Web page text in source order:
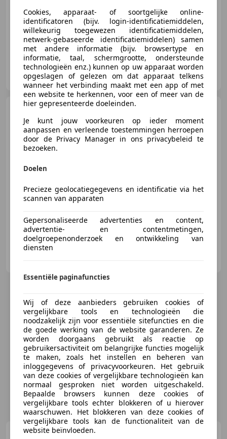
05/2017 53.652 km Benzine 67 kW (91 PK)
Auto van der Woude
NL-8401 DT GORREDIJK
Harley-Davidson
06/2022 5.840 km
Autobedrijf H. Dunnewind B.V.
Cookies, apparaat- of soortgelijke online-
identificatoren (bijv. login-identificatiemiddelen,
willekeurig toegewezen identificatiemiddelen,
netwerk-gebaseerde identificatiemiddelen) samen
met andere informatie (bijv. browsertype en
informatie, taal, schermgrootte, ondersteunde
technologieën enz.) kunnen op uw apparaat worden
opgeslagen of gelezen om dat apparaat telkens
wanneer het verbinding maakt met een app of met
een website te herkennen, voor een of meer van de
hier gepresenteerde doeleinden.
Je kunt jouw voorkeuren op ieder moment
aanpassen en verleende toestemmingen herroepen
door de Privacy Manager in ons privacybeleid te
bezoeken.
Doelen
Precieze geolocatiegegevens en identificatie via het
scannen van apparaten
Gepersonaliseerde advertenties en content,
advertentie- en contentmetingen,
doelgroepenonderzoek en ontwikkeling van
diensten
Essentiële paginafuncties
Wij of deze aanbieders gebruiken cookies of
vergelijkbare tools en technologieën die
noodzakelijk zijn voor essentiële sitefuncties en die
de goede werking van de website garanderen. Ze
worden doorgaans gebruikt als reactie op
gebruikersactiviteit om belangrijke functies mogelijk
te maken, zoals het instellen en beheren van
inloggegevens of privacyvoorkeuren. Het gebruik
van deze cookies of vergelijkbare technologieën kan
normaal gesproken niet worden uitgeschakeld.
Bepaalde browsers kunnen deze cookies of
vergelijkbare tools echter blokkeren of u hierover
waarschuwen. Het blokkeren van deze cookies of
vergelijkbare tools kan de functionaliteit van de
website beïnvloeden.